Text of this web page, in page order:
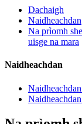
Dachaigh
Naidheachdan
Na prìomh
uisge na mara
Naidheachdan